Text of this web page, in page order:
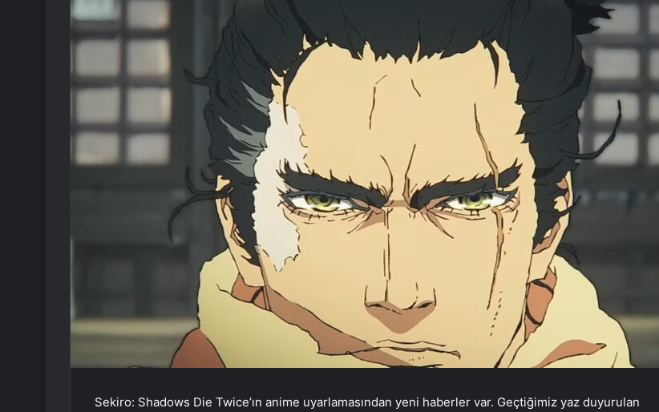
Sekiro: Shadows Die Twice’ın anime uyarlamasından yeni haberler var. Geçtiğimiz yaz duyurulan